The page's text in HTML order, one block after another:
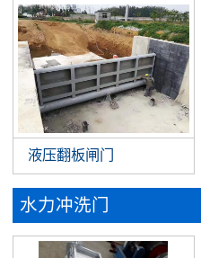
液压翻板闸门
水力冲洗门